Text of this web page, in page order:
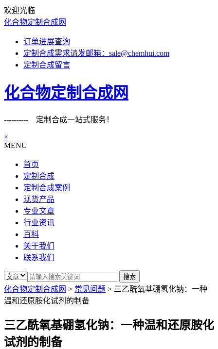
欢迎光临
化合物定制合成网
订单进展查询
定制合成需求请发邮箱：sale@chemhui.com
定制合成留言
化合物定制合成网
---------- 定制合成一站式服务！
×
MENU
首页
定制合成
定制合成案例
现货产品
专业文章
行业资讯
百科
关于我们
联系我们
化合物定制合成网 > 常见问题 > 三乙酰氧基硼氢化钠：一种
温和还原胺化试剂的制备
三乙酰氧基硼氢化钠：一种温和还原胺化
试剂的制备